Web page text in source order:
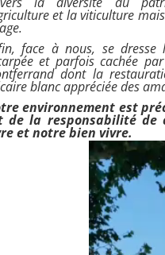
et la viticulture
face à nous, se dresse
et parfois cachée
dont la
blanc appréciée des
environnement est
de la responsabilité de
et notre bien vivre.